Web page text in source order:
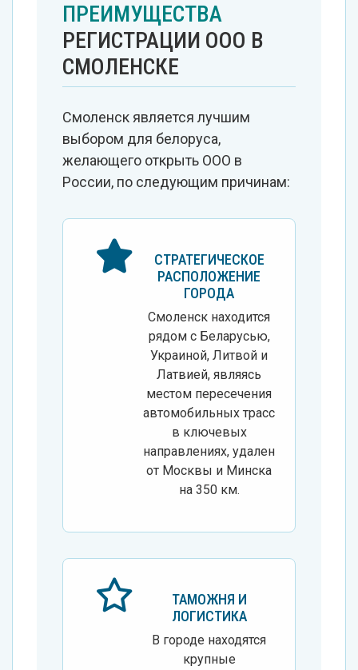
ПРЕИМУЩЕСТВА
РЕГИСТРАЦИИ ООО В
СМОЛЕНСКЕ
Смоленск является лучшим
выбором для белоруса,
желающего открыть ООО в
России, по следующим причинам:
СТРАТЕГИЧЕСКОЕ
РАСПОЛОЖЕНИЕ
ГОРОДА
Смоленск находится
рядом с Беларусью,
Украиной, Литвой и
Латвией, являясь
местом пересечения
автомобильных трасс
в ключевых
направлениях, удален
от Москвы и Минска
на 350 км.
ТАМОЖНЯ И
ЛОГИСТИКА
В городе находятся
крупные